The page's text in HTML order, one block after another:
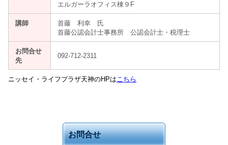
エルガーラオフィス棟９F
講師
首藤 利幸 氏
首藤公認会計士事務所 公認会計士・税理士
お問合せ
先
092-712-2311
ニッセイ・ライフプラザ天神のHPはこちら
お問合せ